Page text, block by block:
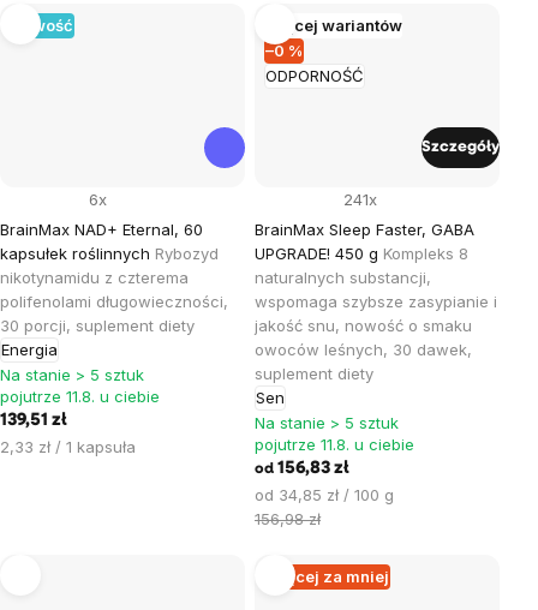
Nowość
BrainMax NAD+ Eternal, 60
kapsułek roślinnych Rybozyd
nikotynamidu z czterema
polifenolami długowieczności,
30 porcji, suplement diety
Energia
6x
Na stanie > 5 sztuk
pojutrze 11.8. u ciebie
139,51 zł
Cena
2,33 zł / 1 kapsuła
ODPORNOŚĆ
–0 %
Więcej wariantów
BrainMax Sleep Faster, GABA
UPGRADE! 450 g Kompleks 8
naturalnych substancji,
wspomaga szybsze zasypianie i
jakość snu, nowość o smaku
owoców leśnych, 30 dawek,
suplement diety
Sen
241x
Na stanie > 5 sztuk
pojutrze 11.8. u ciebie
od 156,83 zł
Cena
jednostkowa:
od 34,85 zł / 100 g
156,98 zł
Szczegóły
Więcej za mniej